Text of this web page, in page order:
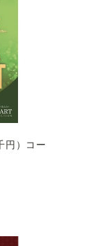
円）コー